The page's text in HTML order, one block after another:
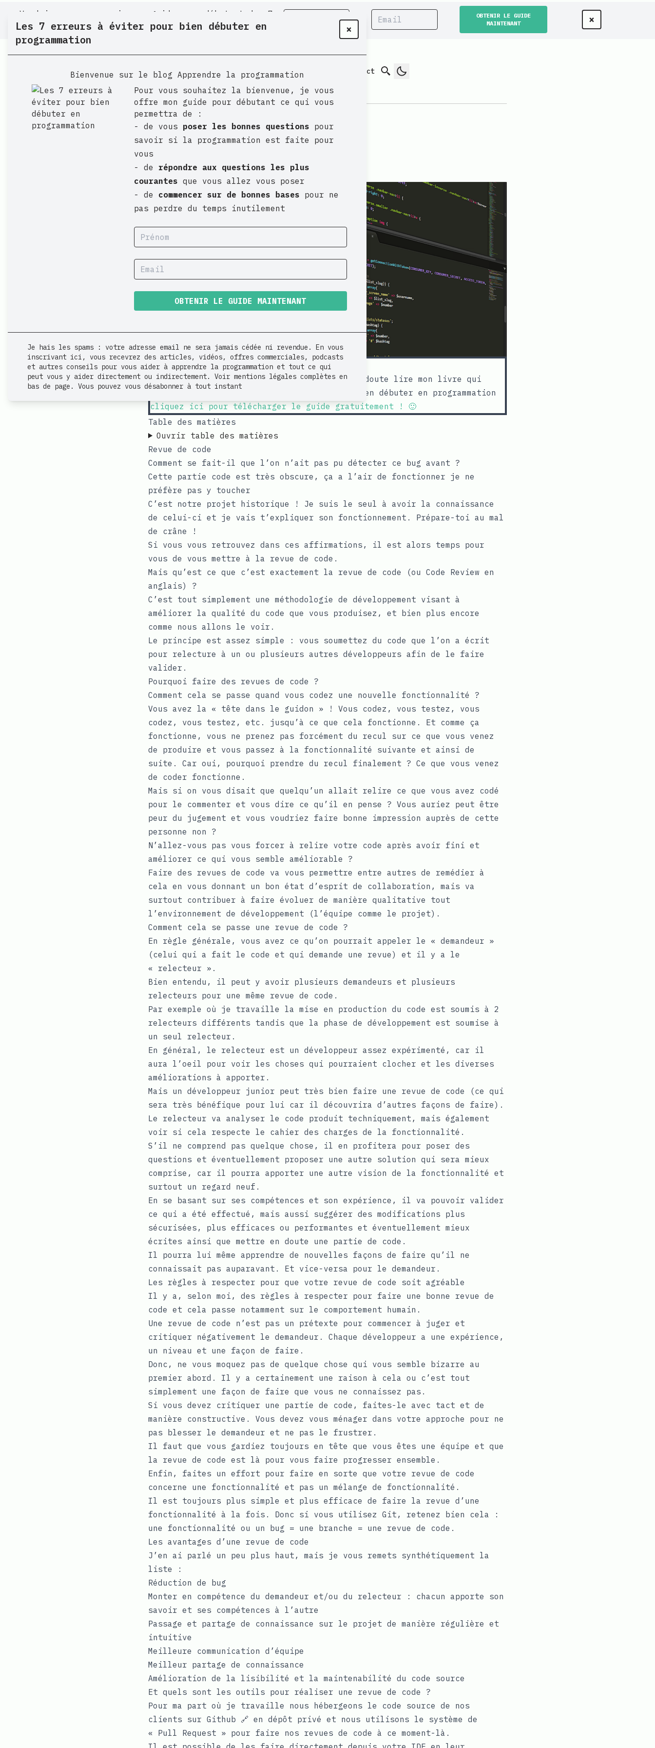
Voudriez-vous recevoir mon guide pour débutant des 7
erreurs à éviter pour bien débuter en programmation ?
OBTENIR LE GUIDE
MAINTENANT
×
A propos Débutant ? Par ici Catégories Contact Search
Retour
Revue de code
Publié:
1 déc. 2019
Bienvenue sur Apprendre la programmation !
Si vous êtes nouveau ici, vous voudrez sans doute lire mon livre qui
vous explique les 7 erreurs à éviter pour bien débuter en programmation
cliquez ici pour télécharger le guide gratuitement ! 🙂
Table des matières
Ouvrir table des matières
Revue de code
Comment se fait-il que l’on n’ait pas pu détecter ce bug avant ?
Cette partie code est très obscure, ça a l’air de fonctionner je ne
préfère pas y toucher
C’est notre projet historique ! Je suis le seul à avoir la connaissance
de celui-ci et je vais t’expliquer son fonctionnement. Prépare-toi au mal
de crâne !
Si vous vous retrouvez dans ces affirmations, il est alors temps pour
vous de vous mettre à la revue de code.
Mais qu’est ce que c’est exactement la revue de code (ou Code Review en
anglais) ?
C’est tout simplement une méthodologie de développement visant à
améliorer la qualité du code que vous produisez, et bien plus encore
comme nous allons le voir.
Le principe est assez simple : vous soumettez du code que l’on a écrit
pour relecture à un ou plusieurs autres développeurs afin de le faire
valider.
Pourquoi faire des revues de code ?
Comment cela se passe quand vous codez une nouvelle fonctionnalité ?
Vous avez la « tête dans le guidon » ! Vous codez, vous testez, vous
codez, vous testez, etc. jusqu’à ce que cela fonctionne. Et comme ça
fonctionne, vous ne prenez pas forcément du recul sur ce que vous venez
de produire et vous passez à la fonctionnalité suivante et ainsi de
suite. Car oui, pourquoi prendre du recul finalement ? Ce que vous venez
de coder fonctionne.
Mais si on vous disait que quelqu’un allait relire ce que vous avez codé
pour le commenter et vous dire ce qu’il en pense ? Vous auriez peut être
peur du jugement et vous voudriez faire bonne impression auprès de cette
personne non ?
N’allez-vous pas vous forcer à relire votre code après avoir fini et
améliorer ce qui vous semble améliorable ?
Faire des revues de code va vous permettre entre autres de remédier à
cela en vous donnant un bon état d’esprit de collaboration, mais va
surtout contribuer à faire évoluer de manière qualitative tout
l’environnement de développement (l’équipe comme le projet).
Comment cela se passe une revue de code ?
En règle générale, vous avez ce qu’on pourrait appeler le « demandeur »
(celui qui a fait le code et qui demande une revue) et il y a le
« relecteur ».
Bien entendu, il peut y avoir plusieurs demandeurs et plusieurs
relecteurs pour une même revue de code.
Par exemple où je travaille la mise en production du code est soumis à 2
relecteurs différents tandis que la phase de développement est soumise à
un seul relecteur.
En général, le relecteur est un développeur assez expérimenté, car il
aura l’oeil pour voir les choses qui pourraient clocher et les diverses
améliorations à apporter.
Mais un développeur junior peut très bien faire une revue de code (ce qui
sera très bénéfique pour lui car il découvrira d’autres façons de faire).
Le relecteur va analyser le code produit techniquement, mais également
voir si cela respecte le cahier des charges de la fonctionnalité.
S’il ne comprend pas quelque chose, il en profitera pour poser des
questions et éventuellement proposer une autre solution qui sera mieux
comprise, car il pourra apporter une autre vision de la fonctionnalité et
surtout un regard neuf.
En se basant sur ses compétences et son expérience, il va pouvoir valider
ce qui a été effectué, mais aussi suggérer des modifications plus
sécurisées, plus efficaces ou performantes et éventuellement mieux
écrites ainsi que mettre en doute une partie de code.
Il pourra lui même apprendre de nouvelles façons de faire qu’il ne
connaissait pas auparavant. Et vice-versa pour le demandeur.
Les règles à respecter pour que votre revue de code soit agréable
Il y a, selon moi, des règles à respecter pour faire une bonne revue de
code et cela passe notamment sur le comportement humain.
Une revue de code n’est pas un prétexte pour commencer à juger et
critiquer négativement le demandeur. Chaque développeur a une expérience,
un niveau et une façon de faire.
Donc, ne vous moquez pas de quelque chose qui vous semble bizarre au
premier abord. Il y a certainement une raison à cela ou c’est tout
simplement une façon de faire que vous ne connaissez pas.
Si vous devez critiquer une partie de code, faites-le avec tact et de
manière constructive. Vous devez vous ménager dans votre approche pour ne
pas blesser le demandeur et ne pas le frustrer.
Il faut que vous gardiez toujours en tête que vous êtes une équipe et que
la revue de code est là pour vous faire progresser ensemble.
Enfin, faites un effort pour faire en sorte que votre revue de code
concerne une fonctionnalité et pas un mélange de fonctionnalité.
Il est toujours plus simple et plus efficace de faire la revue d’une
fonctionnalité à la fois. Donc si vous utilisez Git , retenez bien cela :
une fonctionnalité ou un bug = une branche = une revue de code.
Les avantages d’une revue de code
J’en ai parlé un peu plus haut, mais je vous remets synthétiquement la
liste :
Réduction de bug
Monter en compétence du demandeur et/ou du relecteur : chacun apporte son
savoir et ses compétences à l’autre
Passage et partage de connaissance sur le projet de manière régulière et
intuitive
Meilleure communication d’équipe
Meilleur partage de connaissance
Amélioration de la lisibilité et la maintenabilité du code source
Et quels sont les outils pour réaliser une revue de code ?
Pour ma part où je travaille nous hébergeons le code source de nos
clients sur Github 🔗 en dépôt privé et nous utilisons le système de
« Pull Request » pour faire nos revues de code à ce moment-là.
Les 7 erreurs à éviter pour bien débuter en
programmation
×
Bienvenue sur le blog Apprendre la programmation
Pour vous souhaitez la bienvenue, je vous
offre mon guide pour débutant ce qui vous
permettra de :
- de vous poser les bonnes questions pour
savoir si la programmation est faite pour
vous
- de
répondre aux questions les plus
courantes que vous allez vous poser
- de commencer sur de bonnes bases pour ne
pas perdre du temps inutilement
OBTENIR LE GUIDE MAINTENANT
Je hais les spams : votre adresse email ne sera jamais cédée ni revendue. En vous
inscrivant ici, vous recevrez des articles, vidéos, offres commerciales, podcasts
et autres conseils pour vous aider à apprendre la programmation et tout ce qui
peut vous y aider directement ou indirectement. Voir mentions légales complètes en
bas de page. Vous pouvez vous désabonner à tout instant